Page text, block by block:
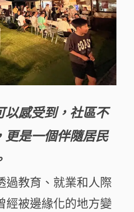
以感受到，社區不
更是一個伴隨居民
過教育、就業和人際
經被邊緣化的地方變